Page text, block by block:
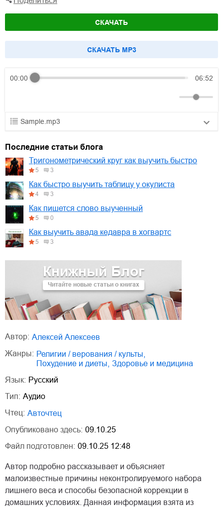
СКАЧАТЬ
CКАЧАТЬ MP3
00:00 06:52
Sample.mp3
02.mp3
03.mp3
Книжный Блог
Читайте новые статьи о книгах
Последние статьи блога
Тригонометрический круг как выучить быстро
5 3
Как быстро выучить таблицу у окулиста
4 3
Как пишется слово выученный
5 0
Как выучить авада кедавра в хогвартс
5 3
Автор:
Алексей Алексеев
Жанры:
религии / верования / культы
похудение и диеты
здоровье и медицина
Язык: Русский
Тип: Аудио
Чтец:
Авточтец
Опубликовано здесь: 09.10.25
Файл подготовлен: 09.10.25 12:48
Автор подробно рассказывает и объясняет
малоизвестные причины неконтролируемого набора
лишнего веса и способы безопасной коррекции в
домашних условиях. Данная информация взята из